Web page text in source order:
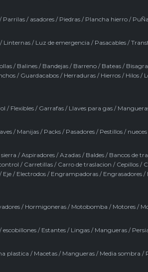
/ Parrilas / asadores / Piedras / Plancha hierro /
/ Linternas / Luz de emergencia / Pasacables /
/ Balines / Bandejas / Barreno / Bateas /
/ Guardacabos / Herraduras / Hierros / Hilos /
/ Flexibles / Garrafas / Llaves para gas /
/ Manijas / Packs / Pasadores / Pestillos / nueces
/Aspiradores /Azadas / Baldes / Bancos de
/ Carretillas / Carro de traslacion / Cepillos /
/ Eje / Electrodos / Engrampadoras / Engrasadores /
/ Hormigoneras / Motobomba / Motores /
escobillones/ Estantes / Lingas / Mangueras /
plastica / Macetas / Mangueras / Media sombra /